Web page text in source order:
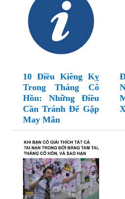
10 Điều Kiêng Kỵ
Trong Tháng Cô
Hồn: Những Điều
Cần Tránh Để Gặp
May Mắn